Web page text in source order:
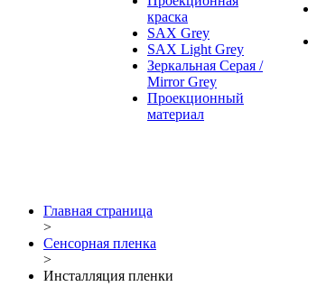
краска
SAX Grey
SAX Light Grey
Зеркальная Серая /
Mirror Grey
Проекционный
материал
Главная страница
>
Сенсорная пленка
>
Инсталляция пленки